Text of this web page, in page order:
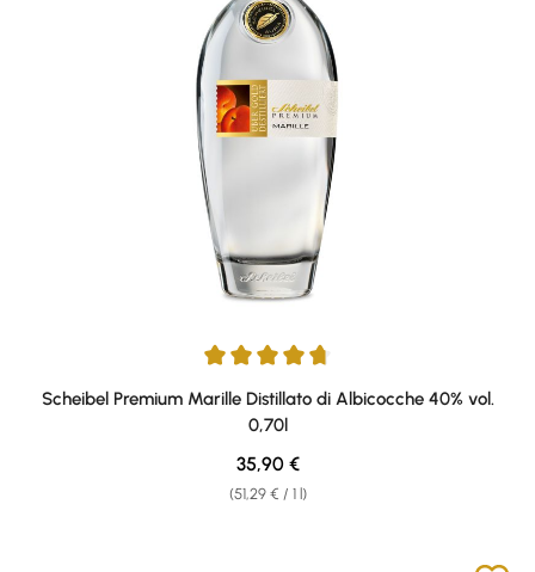
Average rating of 4.65 out of 5 stars
Scheibel Premium Marille Distillato di Albicocche 40% vol.
0,70l
(51,29 € / 1 l)
Regular price:
35,90 €